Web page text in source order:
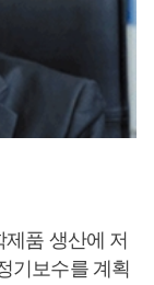
품 생산에 저
기보수를 계획